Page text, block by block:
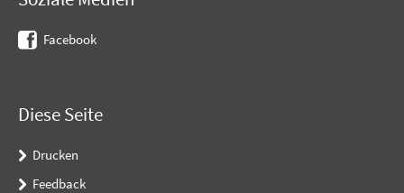
Facebook
Diese Seite
Drucken
Feedback